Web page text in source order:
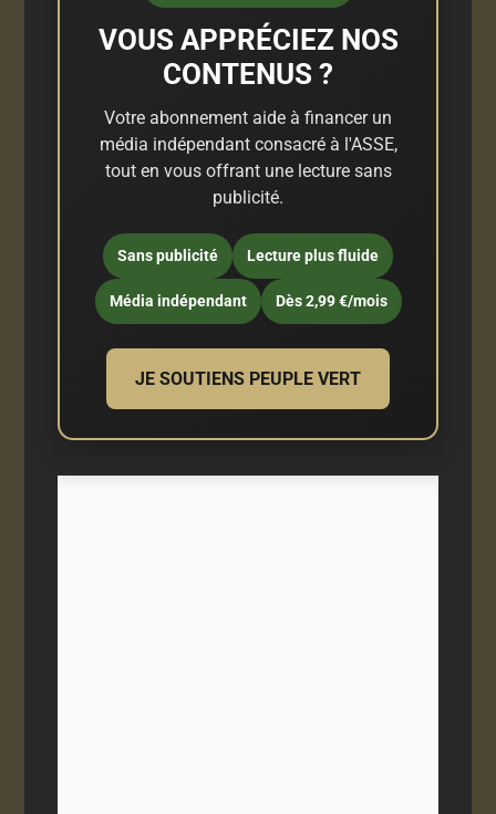
VOUS APPRÉCIEZ NOS
CONTENUS ?
Votre abonnement aide à financer un
média indépendant consacré à l'ASSE,
tout en vous offrant une lecture sans
publicité.
Sans publicité Lecture plus fluide
Média indépendant Dès 2,99 €/mois
JE SOUTIENS PEUPLE VERT